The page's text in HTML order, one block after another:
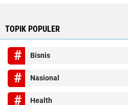
TOPIK POPULER
Bisnis
Nasional
Health